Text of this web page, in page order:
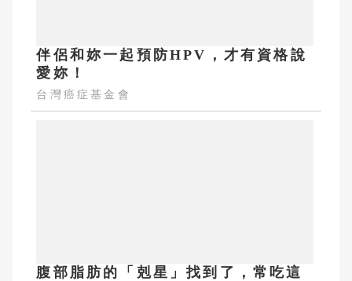
伴侶和妳一起預防HPV，才有資格說
愛妳！
台灣癌症基金會
腹部脂肪的「剋星」找到了，常吃這